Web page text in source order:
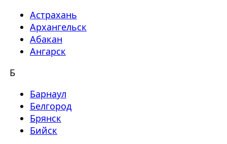
Астрахань
Архангельск
Абакан
Ангарск
Б
Барнаул
Белгород
Брянск
Бийск